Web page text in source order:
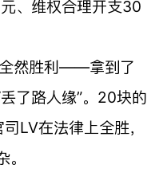
、维权合理开支30
然胜利——拿到了
了路人缘”。20块的
LV在法律上全胜，